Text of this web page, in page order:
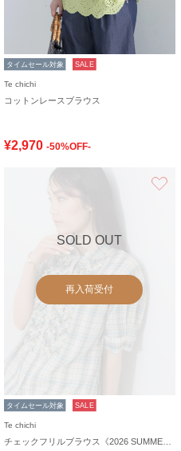
タイムセール対象 SALE
Te chichi
コットンレースブラウス
¥2,970 -50%OFF-
SOLD OUT
再入荷受付
タイムセール対象 SALE
Te chichi